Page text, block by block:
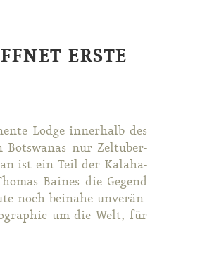
ERSTE
Lodge in­ner­halb des
Bots­wa­nas nur Zelt­über­
ist ein Teil der Ka­la­ha­
Bai­nes die Ge­gend
noch bei­na­he un­ver­än­
um die Welt, für